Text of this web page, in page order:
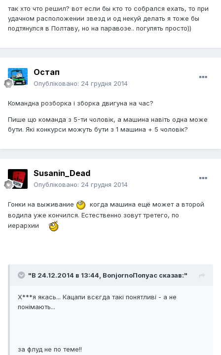
так хто что решил? вот если бы кто то собрался ехать, то при
удачном расположении звезд и од некуй делать я тоже бы
подтянулся в Полтаву, но на паравозе.. погулять просто))
Остап
Опубліковано: 24 грудня 2014
Командна розборка і зборка двигуна на час?
Пише що команда з 5-ти чоловік, а машина навіть одна може
бути. Які конкурси можуть бути з 1 машина + 5 чоловік?
Susanin_Dead
Опубліковано: 24 грудня 2014
Гонки на выживание
когда машина ещё может а второй
водила уже кончился. Естественно зовут третего, по
иерархии
"В 24.12.2014 в 13:44, BonjornoПопуас сказав:"
Х***я якась... Кацапи всєгда такі понятливі - а не
понімають...
за флуд не по теме!!